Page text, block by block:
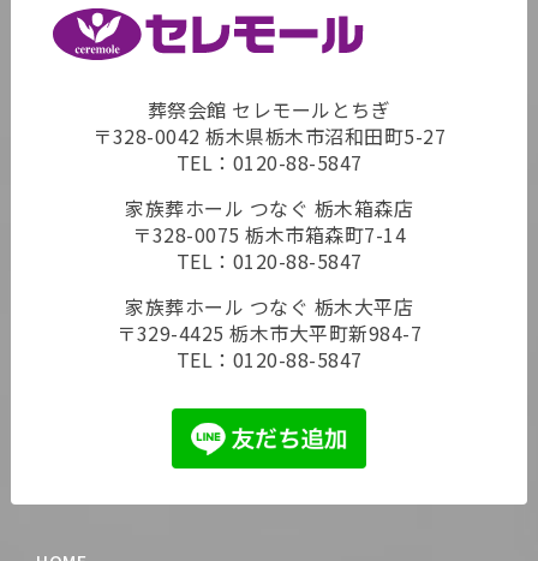
葬祭会館 セレモールとちぎ
〒328-0042 栃木県栃木市沼和田町5-27
TEL： 0120-88-5847
家族葬ホール つなぐ 栃木箱森店
〒328-0075 栃木市箱森町7-14
TEL： 0120-88-5847
家族葬ホール つなぐ 栃木大平店
〒329-4425 栃木市大平町新984-7
TEL： 0120-88-5847